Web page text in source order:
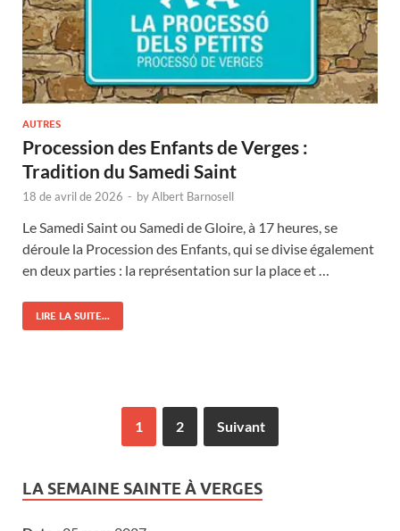
AUTRES
Procession des Enfants de Verges :
Tradition du Samedi Saint
18 de avril de 2026 - byAlbert Barnosell
Le Samedi Saint ou Samedi de Gloire, à 17 heures, se
déroule la Procession des Enfants, qui se divise également
en deux parties : la représentation sur la place et …
LIRE LA SUITE...
1 2 Suivant
LA SEMAINE SAINTE À VERGES